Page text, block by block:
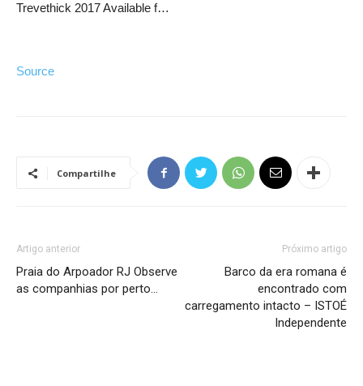
Trevethick 2017 Available f…
Source
Compartilhe
Artigo anterior
Praia do Arpoador RJ Observe
as companhias por perto…
Próximo artigo
Barco da era romana é
encontrado com
carregamento intacto – ISTOÉ
Independente